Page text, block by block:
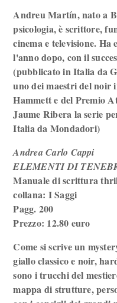
Andreu Martín, nato a
psicologia, è scrittore,
cinema e televisione. Ha
l'anno dopo, con il
(pubblicato in Italia da
uno dei maestri del
Hammett e del Premio
Jaume Ribera la serie
Italia da Mondadori)
Andrea Carlo Cappi
ELEMENTI DI
Manuale di scrittura
collana: I Saggi
Pagg. 200
Prezzo: 12.80 euro
Come si scrive un
giallo classico e noir,
sono i trucchi del
mappa di strutture,